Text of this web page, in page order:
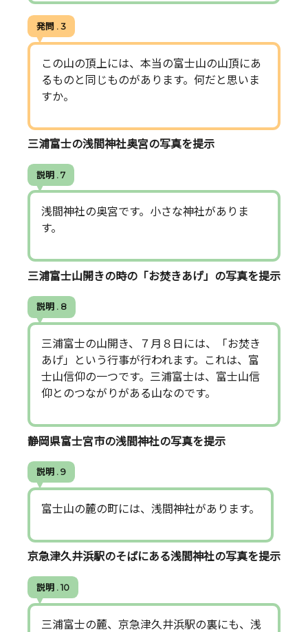
発問 . 3
この山の頂上には、本当の富士山の山頂にあ
るものと同じものがあります。何だと思いま
すか。
三浦富士の浅間神社奥宮の写真を提示
説明 . 7
浅間神社の奥宮です。小さな神社がありま
す。
三浦富士山開きの時の「お焚きあげ」の写真を提示
説明 . 8
三浦富士の山開き、７月８日には、「お焚き
あげ」という行事が行われます。これは、富
士山信仰の一つです。三浦富士は、富士山信
仰とのつながりがある山なのです。
静岡県富士宮市の浅間神社の写真を提示
説明 . 9
富士山の麓の町には、浅間神社があります。
京急津久井浜駅のそばにある浅間神社の写真を提示
説明 . 10
三浦富士の麓、京急津久井浜駅の裏にも、浅